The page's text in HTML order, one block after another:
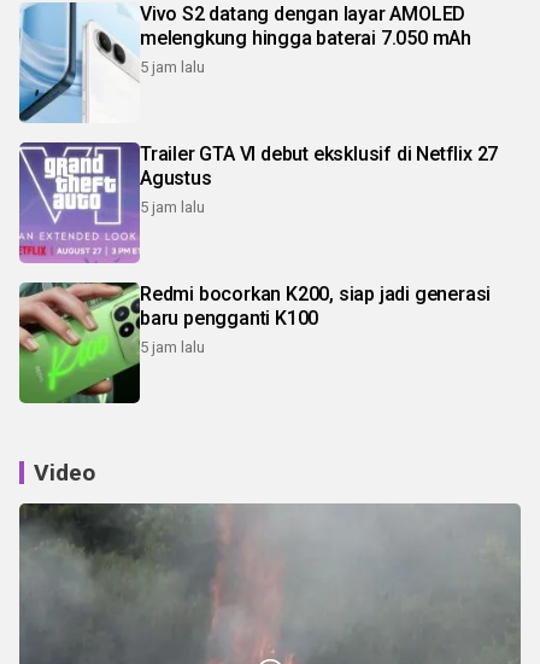
Vivo S2 datang dengan layar AMOLED
melengkung hingga baterai 7.050 mAh
5 jam lalu
Trailer GTA VI debut eksklusif di Netflix 27
Agustus
5 jam lalu
Redmi bocorkan K200, siap jadi generasi
baru pengganti K100
5 jam lalu
Video